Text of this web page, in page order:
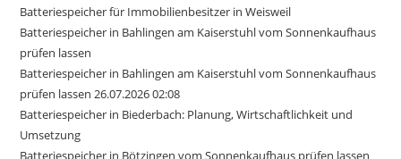
Batteriespeicher für Immobilienbesitzer in Weisweil
Batteriespeicher in Bahlingen am Kaiserstuhl vom Sonnenkaufhaus
prüfen lassen
Batteriespeicher in Bahlingen am Kaiserstuhl vom Sonnenkaufhaus
prüfen lassen 26.07.2026 02:08
Batteriespeicher in Biederbach: Planung, Wirtschaftlichkeit und
Umsetzung
Batteriespeicher in Bötzingen vom Sonnenkaufhaus prüfen lassen